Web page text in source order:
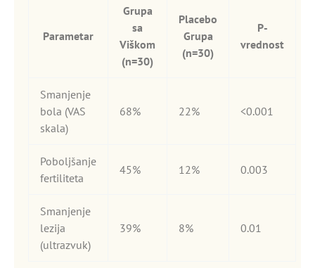
Parametar
Grupa
sa
Viškom
(n=30)
Placebo
Grupa
(n=30)
P-
vrednost
Smanjenje
bola (VAS
skala)
68% 22% <0.001
Poboljšanje
fertiliteta
45% 12% 0.003
Smanjenje
lezija
(ultrazvuk)
39% 8% 0.01